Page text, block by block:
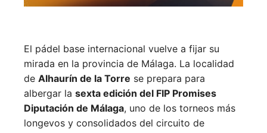
El pádel base internacional vuelve a fijar su
mirada en la provincia de Málaga. La localidad
de Alhaurín de la Torre se prepara para
albergar la sexta edición del FIP Promises
Diputación de Málaga, uno de los torneos más
longevos y consolidados del circuito de